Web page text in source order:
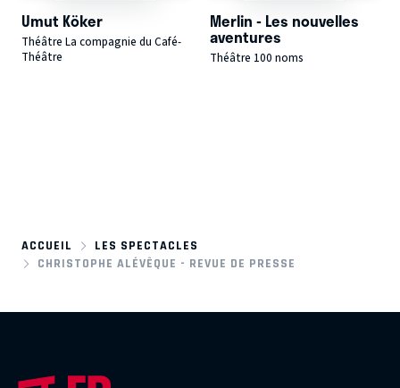
Umut Köker
Théâtre La compagnie du Café-
Théâtre
Merlin - Les nouvelles
aventures
Théâtre 100 noms
ACCUEIL
LES SPECTACLES
CHRISTOPHE ALÉVÊQUE - REVUE DE PRESSE